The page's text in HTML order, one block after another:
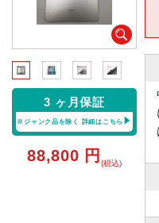
3 ヶ月保証
※ジャンク品を除く 詳細はこちら
88,800 円 (税込)